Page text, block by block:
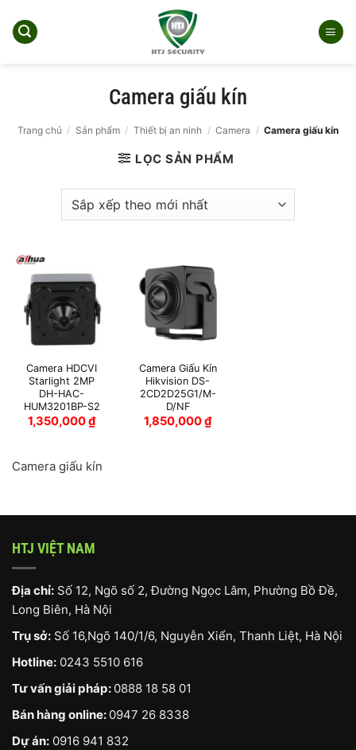
qua
Camera giấu kín
Trang chủ / Sản phẩm / Thiết bị an ninh / Camera / Camera giấu kín
LỌC SẢN PHẨM
Camera HDCVI
Starlight 2MP
DH-HAC-
HUM3201BP-S2
1,350,000₫
Camera Giấu Kín
Hikvision DS-
2CD2D25G1/M-
D/NF
1,850,000₫
Camera giấu kín
HTJ VIỆT NAM
Địa chỉ: Số 12, Ngõ số 2, Đường Ngọc Lâm, Phường Bồ Đề,
Long Biên, Hà Nội
Trụ sở: Số 16,Ngõ 140/1/6, Nguyễn Xiển, Thanh Liệt, Hà Nội
Hotline: 0243 5510 616
Tư vấn giải pháp: 0888 18 58 01
Bán hàng online: 0947 26 8338
Dự án: 0916 941 832